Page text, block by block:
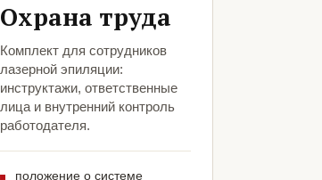
Охрана труда
Комплект для сотрудников
лазерной эпиляции:
инструктажи, ответственные
лица и внутренний контроль
работодателя.
положение о системе